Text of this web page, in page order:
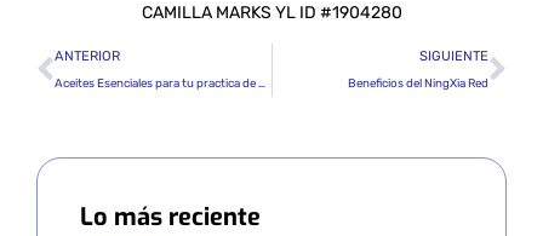
CAMILLA MARKS YL ID #1904280
ANTERIOR
Aceites Esenciales para tu practica de Yoga
SIGUIENTE
Beneficios del NingXia Red
Lo más reciente